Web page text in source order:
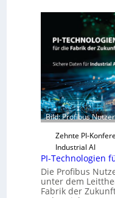
w
ä
c
h
t
w
e
i
t
r
l
i
d
S
y
s
t
e
m
T
a
t
r
i
Bild: Profibus
Zehnte PI-
Industrial AI
PI-Technologien
Die Profibus
unter dem
Fabrik der